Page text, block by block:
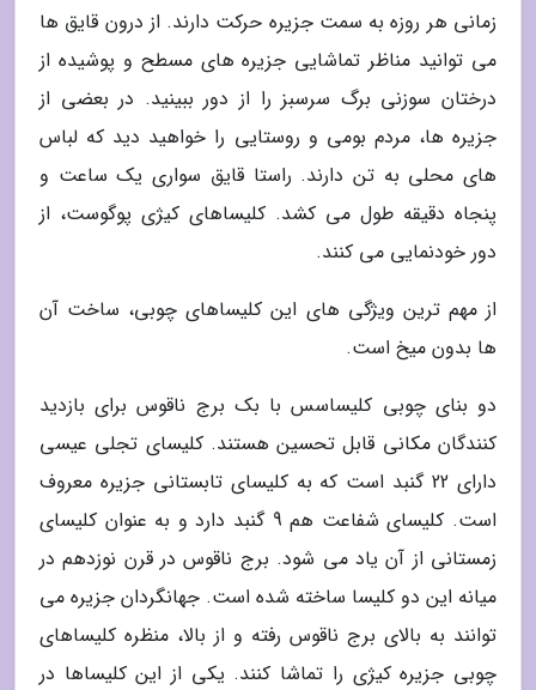
زمانی هر روزه به سمت جزیره حرکت دارند. از درون قایق ها
می توانید مناظر تماشایی جزیره های مسطح و پوشیده از
درختان سوزنی برگ سرسبز را از دور ببینید. در بعضی از
جزیره ها، مردم بومی و روستایی را خواهید دید که لباس
های محلی به تن دارند. راستا قایق سواری یک ساعت و
پنجاه دقیقه طول می کشد. کلیساهای کیژی پوگوست، از
دور خودنمایی می کنند.
از مهم ترین ویژگی های این کلیساهای چوبی، ساخت آن
ها بدون میخ است.
دو بنای چوبی کلیساسس با بک برج ناقوس برای بازدید
کنندگان مکانی قابل تحسین هستند. کلیسای تجلی عیسی
دارای 22 گنبد است که به کلیسای تابستانی جزیره معروف
است. کلیسای شفاعت هم 9 گنبد دارد و به عنوان کلیسای
زمستانی از آن یاد می شود. برج ناقوس در قرن نوزدهم در
میانه این دو کلیسا ساخته شده است. جهانگردان جزیره می
توانند به بالای برج ناقوس رفته و از بالا، منظره کلیساهای
چوبی جزیره کیژی را تماشا کنند. یکی از این کلیساها در